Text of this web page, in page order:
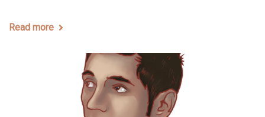
Read more